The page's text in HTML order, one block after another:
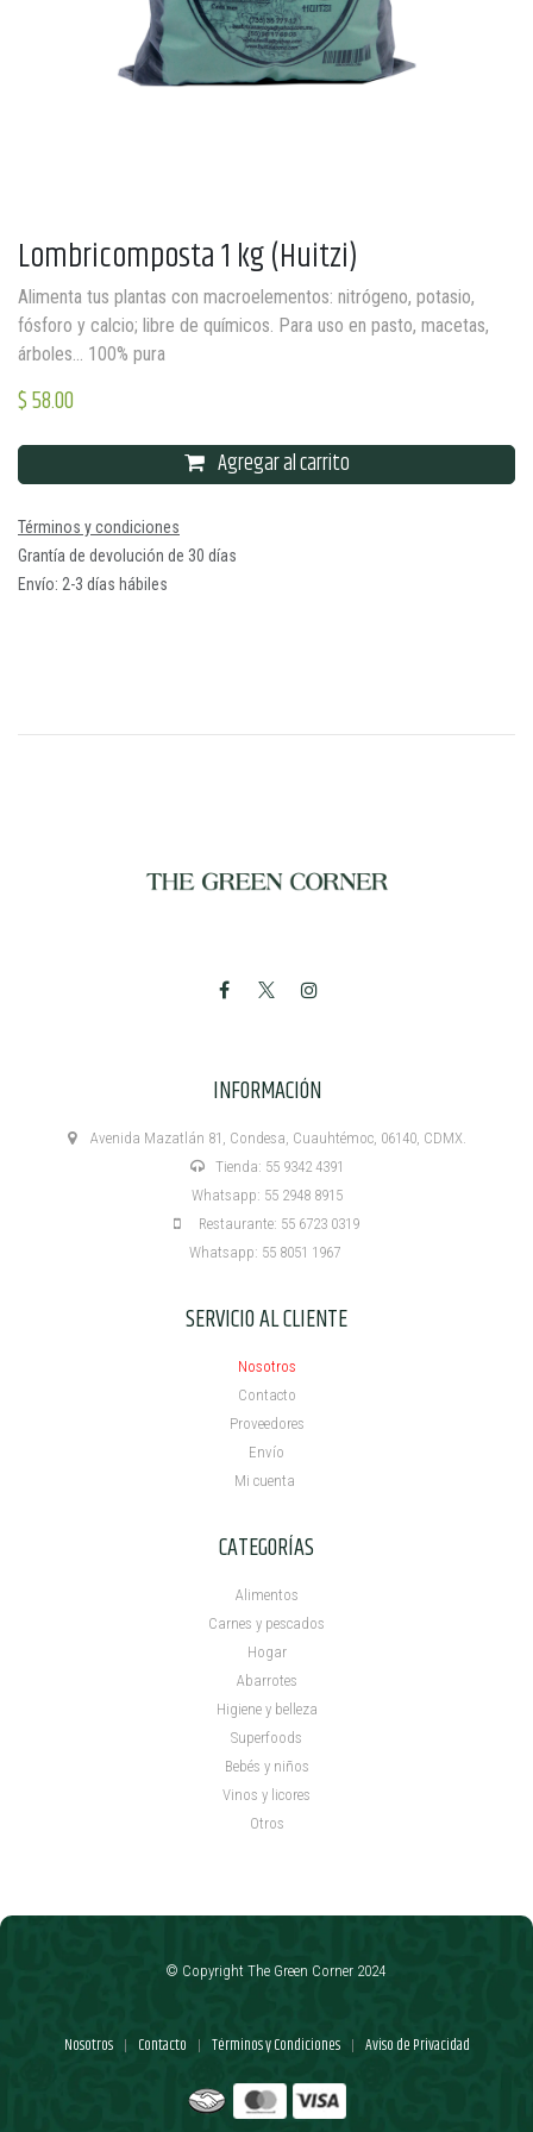
Lombricomposta 1 kg (Huitzi)
Alimenta tus plantas con macroelementos: nitrógeno, potasio,
fósforo y calcio; libre de químicos. Para uso en pasto, macetas,
árboles… 100% pura
$58.00
Agregar al carrito
Términos y condiciones
Grantía de devolución de 30 días
Envío: 2-3 días hábiles
INFORMACIÓN
Avenida Mazatlán 81, Condesa, Cuauhtémoc, 06140, CDMX.
Tienda: 55 9342 4391
Whatsapp: 55 2948 8915
Restaurante: 55 6723 0319
Whatsapp: 55 8051 1967
SERVICIO AL CLIENTE
Nosotros
Contacto
Proveedores
Envío
Mi cuenta ​
CATEGORÍAS
Alimentos
Carnes y pescados
Hogar
Abarrotes
Higiene y belleza
Superfoods
Bebés y niños
Vinos y licores
Otros
Nosotros | Contacto | Términos y Condiciones | Aviso de Privacidad
© Copyright The Green Corner 2024